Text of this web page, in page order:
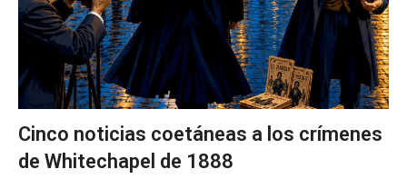
Cinco noticias coetáneas a los crímenes
de Whitechapel de 1888